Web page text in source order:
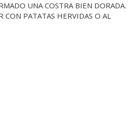
UNA COSTRA BIEN DORADA.
CON PATATAS HERVIDAS O AL